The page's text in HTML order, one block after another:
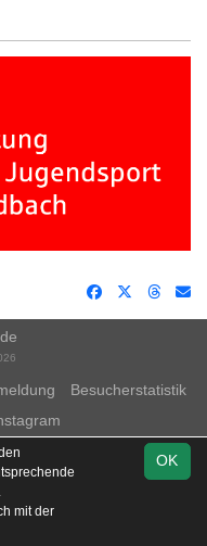
Besucherstatistik
OK
mit der